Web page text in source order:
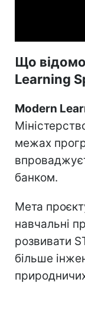
Що
Learning
Modern
межах
банком.
Мета
навчальні
розвивати
більше